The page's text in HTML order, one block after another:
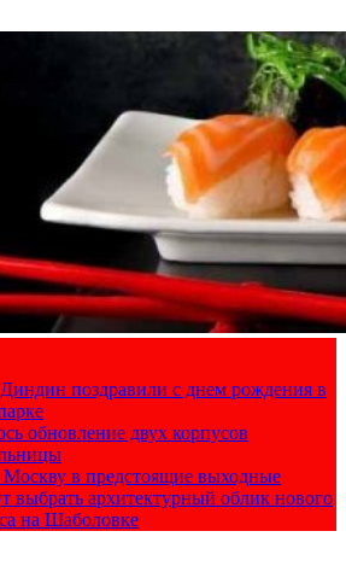
поздравили с днем рождения в
обновление двух корпусов
Москву в предстоящие выходные
выбрать архитектурный облик нового
на Шаболовке